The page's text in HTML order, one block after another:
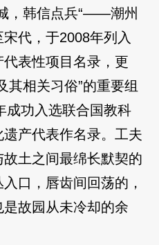
，韩信点兵“——潮州
代，于2008年列入
表性项目名录，更
其相关习俗”的重要组
成功入选联合国教科
产代表作名录。工夫
土之间最绵长默契的
口，唇齿间回荡的，
故园从未冷却的余